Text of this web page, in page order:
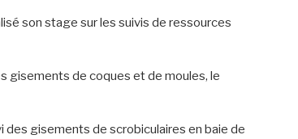
son stage sur les suivis de ressources
gisements de coques et de moules, le
des gisements de scrobiculaires en baie de